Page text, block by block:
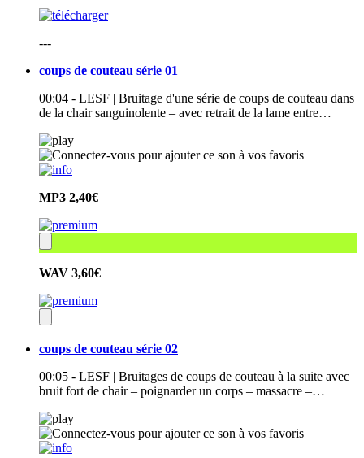
---
coups de couteau série 01
00:04 - LESF | Bruitage d'une série de coups de couteau dans
de la chair sanguinolente – avec retrait de la lame entre…
MP3 2,40€
WAV 3,60€
coups de couteau série 02
00:05 - LESF | Bruitages de coups de couteau à la suite avec
bruit fort de chair – poignarder un corps – massacre –…